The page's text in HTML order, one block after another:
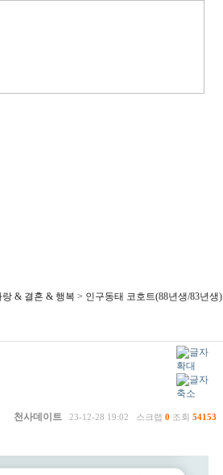
& 결혼 & 행복 > 인구동태 코호트(88년생/83년생)
천사데이트 23-12-28 19:02 스크랩 0 조회 54153